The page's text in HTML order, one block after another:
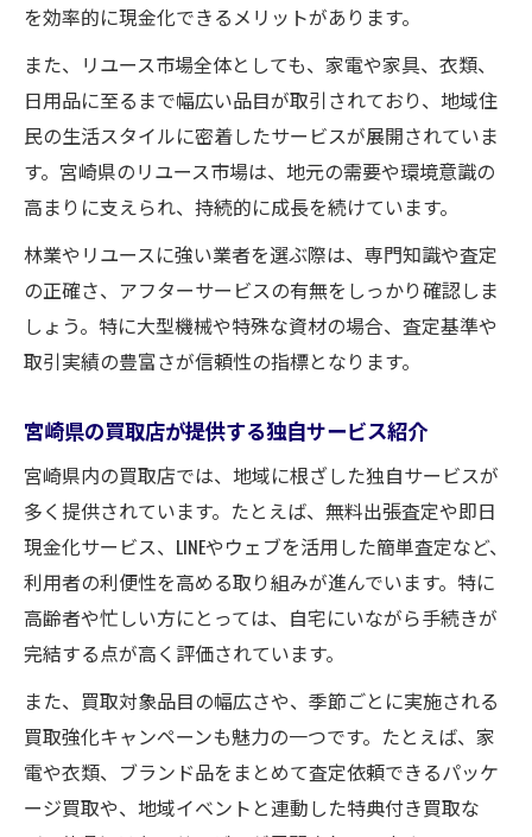
を効率的に現金化できるメリットがあります。
また、リユース市場全体としても、家電や家具、衣類、
日用品に至るまで幅広い品目が取引されており、地域住
民の生活スタイルに密着したサービスが展開されていま
す。宮崎県のリユース市場は、地元の需要や環境意識の
高まりに支えられ、持続的に成長を続けています。
林業やリユースに強い業者を選ぶ際は、専門知識や査定
の正確さ、アフターサービスの有無をしっかり確認しま
しょう。特に大型機械や特殊な資材の場合、査定基準や
取引実績の豊富さが信頼性の指標となります。
宮崎県の買取店が提供する独自サービス紹介
宮崎県内の買取店では、地域に根ざした独自サービスが
多く提供されています。たとえば、無料出張査定や即日
現金化サービス、LINEやウェブを活用した簡単査定など、
利用者の利便性を高める取り組みが進んでいます。特に
高齢者や忙しい方にとっては、自宅にいながら手続きが
完結する点が高く評価されています。
また、買取対象品目の幅広さや、季節ごとに実施される
買取強化キャンペーンも魅力の一つです。たとえば、家
電や衣類、ブランド品をまとめて査定依頼できるパッケ
ージ買取や、地域イベントと連動した特典付き買取な